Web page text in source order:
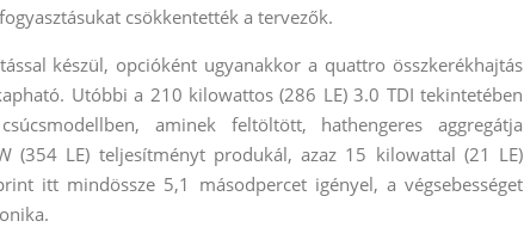
csökkentették a tervezők.
készül, opcióként ugyanakkor a quattro összkerékhajtás
Utóbbi a 210 kilowattos (286 LE) 3.0 TDI tekintetében
aminek feltöltött, hathengeres aggregátja
(354 LE) teljesítményt produkál, azaz 15 kilowattal (21 LE)
itt mindössze 5,1 másodpercet igényel, a végsebességet